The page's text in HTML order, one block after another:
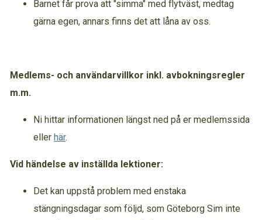
Barnet får prova att "simma" med flytväst, medtag
gärna egen, annars finns det att låna av oss.
Medlems- och användarvillkor inkl. avbokningsregler
m.m.
Ni hittar informationen längst ned på er medlemssida
eller här.
Vid händelse av inställda lektioner:
Det kan uppstå problem med enstaka
stängningsdagar som följd, som Göteborg Sim inte